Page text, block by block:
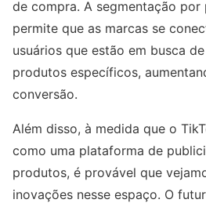
de compra. A segmentação por
permite que as marcas se
usuários que estão em busca
produtos específicos,
conversão.
Além disso, à medida que o
como uma plataforma de
produtos, é provável que
inovações nesse espaço. O